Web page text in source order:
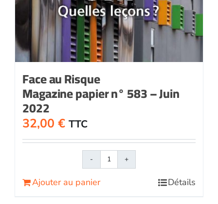
Face au Risque
Magazine papier n° 583 – Juin
2022
32,00 € TTC
quantité
Ajouter au panier Détails